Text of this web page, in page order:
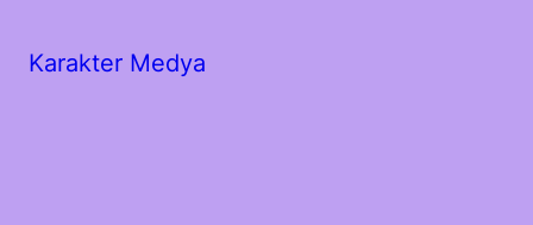
Karakter Medya